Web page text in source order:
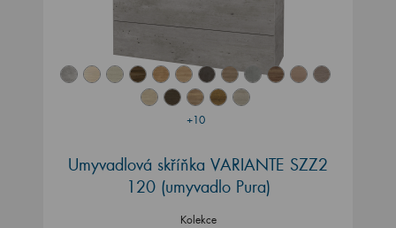
+10
Umyvadlová skříňka VARIANTE SZZ2
120 (umyvadlo Pura)
Kolekce